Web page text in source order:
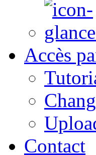
Accès
Contact